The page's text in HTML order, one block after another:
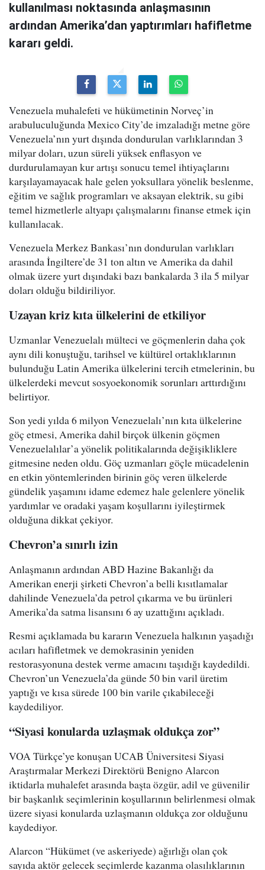
kullanılması noktasında anlaşmasının
ardından Amerika’dan yaptırımları hafifletme
kararı geldi.
Venezuela muhalefeti ve hükümetinin Norveç’in
arabuluculuğunda Mexico City’de imzaladığı metne göre
Venezuela’nın yurt dışında dondurulan varlıklarından 3
milyar doları, uzun süreli yüksek enflasyon ve
durdurulamayan kur artışı sonucu temel ihtiyaçlarını
karşılayamayacak hale gelen yoksullara yönelik beslenme,
eğitim ve sağlık programları ve aksayan elektrik, su gibi
temel hizmetlerle altyapı çalışmalarını finanse etmek için
kullanılacak.
Venezuela Merkez Bankası’nın dondurulan varlıkları
arasında İngiltere’de 31 ton altın ve Amerika da dahil
olmak üzere yurt dışındaki bazı bankalarda 3 ila 5 milyar
doları olduğu bildiriliyor.
Uzayan kriz kıta ülkelerini de etkiliyor
Uzmanlar Venezuelalı mülteci ve göçmenlerin daha çok
aynı dili konuştuğu, tarihsel ve kültürel ortaklıklarının
bulunduğu Latin Amerika ülkelerini tercih etmelerinin, bu
ülkelerdeki mevcut sosyoekonomik sorunları arttırdığını
belirtiyor.
Son yedi yılda 6 milyon Venezuelalı’nın kıta ülkelerine
göç etmesi, Amerika dahil birçok ülkenin göçmen
Venezuelalılar’a yönelik politikalarında değişikliklere
gitmesine neden oldu. Göç uzmanları göçle mücadelenin
en etkin yöntemlerinden birinin göç veren ülkelerde
gündelik yaşamını idame edemez hale gelenlere yönelik
yardımlar ve oradaki yaşam koşullarını iyileştirmek
olduğuna dikkat çekiyor.
Chevron’a sınırlı izin
Anlaşmanın ardından ABD Hazine Bakanlığı da
Amerikan enerji şirketi Chevron’a belli kısıtlamalar
dahilinde Venezuela’da petrol çıkarma ve bu ürünleri
Amerika’da satma lisansını 6 ay uzattığını açıkladı.
Resmi açıklamada bu kararın Venezuela halkının yaşadığı
acıları hafifletmek ve demokrasinin yeniden
restorasyonuna destek verme amacını taşıdığı kaydedildi.
Chevron’un Venezuela’da günde 50 bin varil üretim
yaptığı ve kısa sürede 100 bin varile çıkabileceği
kaydediliyor.
“Siyasi konularda uzlaşmak oldukça zor”
VOA Türkçe’ye konuşan UCAB Üniversitesi Siyasi
Araştırmalar Merkezi Direktörü Benigno Alarcon
iktidarla muhalefet arasında başta özgür, adil ve güvenilir
bir başkanlık seçimlerinin koşullarının belirlenmesi olmak
üzere siyasi konularda uzlaşmanın oldukça zor olduğunu
kaydediyor.
Alarcon “Hükümet (ve askeriyede) ağırlığı olan çok
sayıda aktör gelecek seçimlerde kazanma olasılıklarının